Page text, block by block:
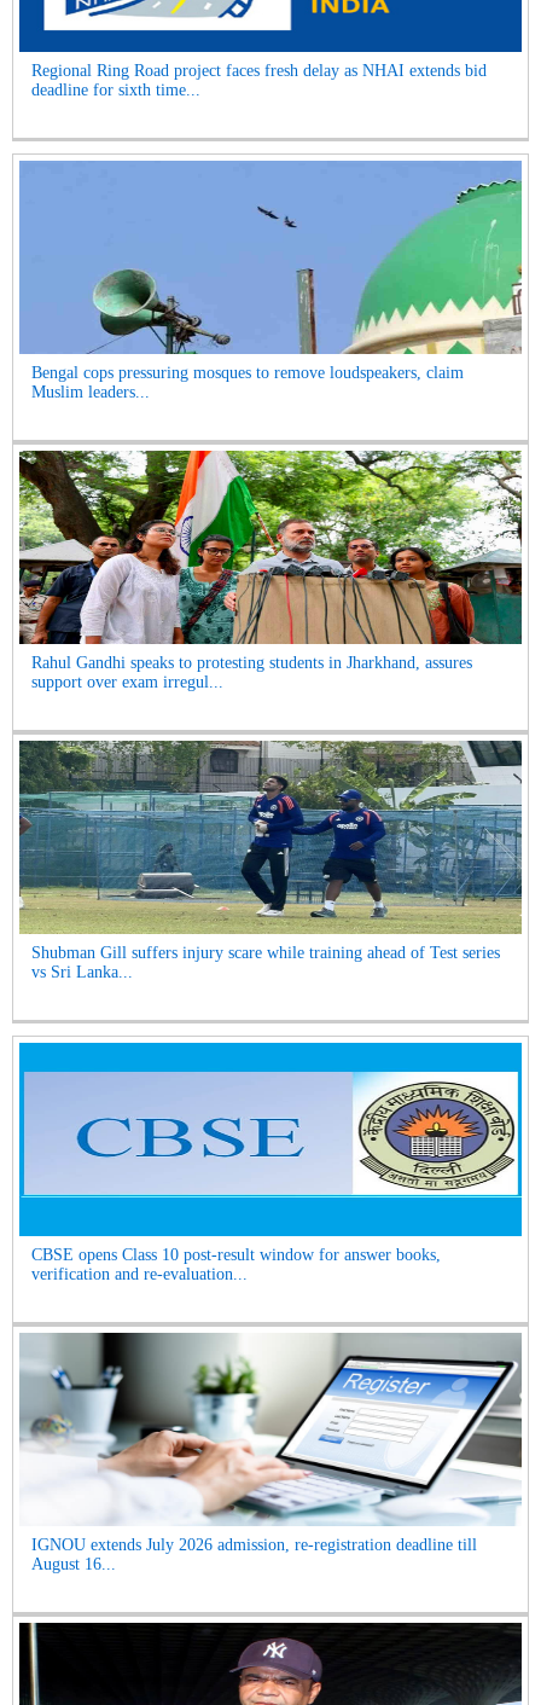
Regional Ring Road project faces fresh delay as NHAI extends bid
deadline for sixth time...
Bengal cops pressuring mosques to remove loudspeakers, claim
Muslim leaders...
Rahul Gandhi speaks to protesting students in Jharkhand, assures
support over exam irregul...
Shubman Gill suffers injury scare while training ahead of Test series
vs Sri Lanka...
CBSE opens Class 10 post-result window for answer books,
verification and re-evaluation...
IGNOU extends July 2026 admission, re-registration deadline till
August 16...